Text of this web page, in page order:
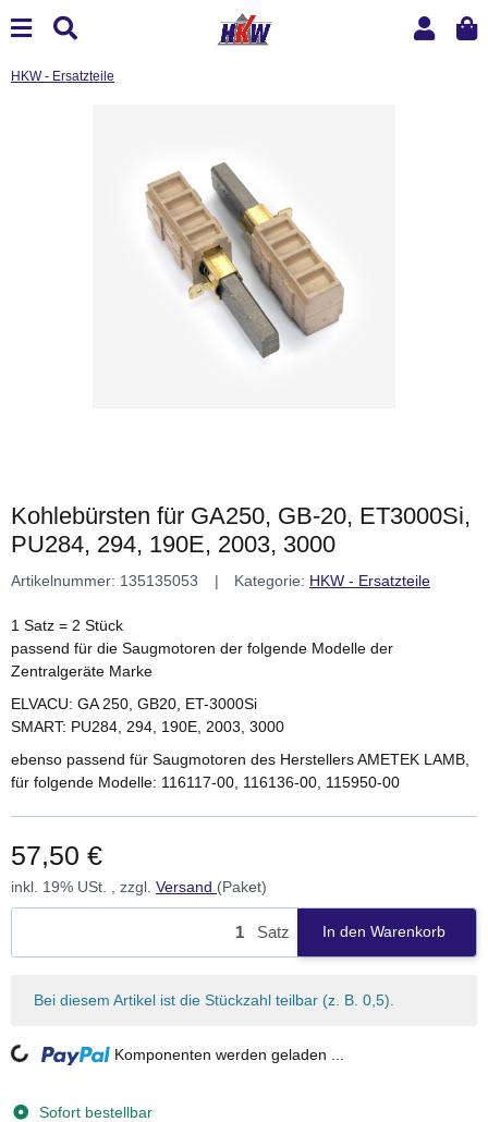
HKW - Ersatzteile
Kohlebürsten für GA250, GB-20, ET3000Si,
PU284, 294, 190E, 2003, 3000
Artikelnummer: 135135053 Kategorie: HKW - Ersatzteile
1 Satz = 2 Stück
passend für die Saugmotoren der folgende Modelle der
Zentralgeräte Marke
ELVACU: GA 250, GB20, ET-3000Si
SMART: PU284, 294, 190E, 2003, 3000
ebenso passend für Saugmotoren des Herstellers AMETEK LAMB,
für folgende Modelle: 116117-00, 116136-00, 115950-00
57,50 €
inkl. 19% USt. , zzgl. Versand (Paket)
Satz In den Warenkorb
x
Bei diesem Artikel ist die Stückzahl teilbar (z. B. 0,5).
Loading... Komponenten werden geladen ...
Sofort bestellbar